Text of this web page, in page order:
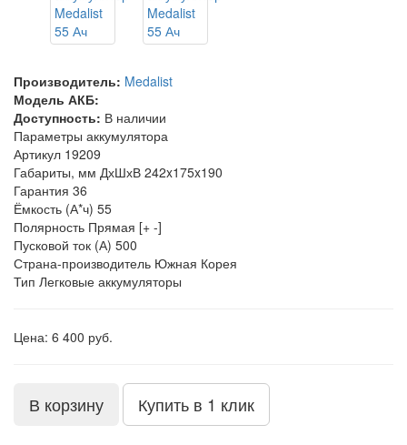
Производитель: Medalist
Модель АКБ:
Доступность: В наличии
Параметры аккумулятора
Артикул 19209
Габариты, мм ДхШхВ 242x175x190
Гарантия 36
Ёмкость (А*ч) 55
Полярность Прямая [+ -]
Пусковой ток (А) 500
Страна-производитель Южная Корея
Тип Легковые аккумуляторы
Цена: 6 400 руб.
В корзину Купить в 1 клик